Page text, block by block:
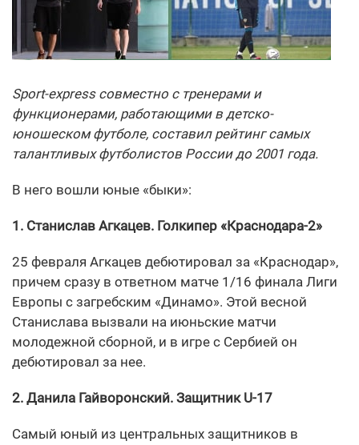
Sport-express совместно с тренерами и
функционерами, работающими в детско-
юношеском футболе, составил рейтинг самых
талантливых футболистов России до 2001 года.
В него вошли юные «быки»:
1. Станислав Агкацев. Голкипер «Краснодара-2»
25 февраля Агкацев дебютировал за «Краснодар»,
причем сразу в ответном матче 1/16 финала Лиги
Европы с загребским «Динамо». Этой весной
Станислава вызвали на июньские матчи
молодежной сборной, и в игре с Сербией он
дебютировал за нее.
2. Данила Гайворонский. Защитник U-17
Самый юный из центральных защитников в